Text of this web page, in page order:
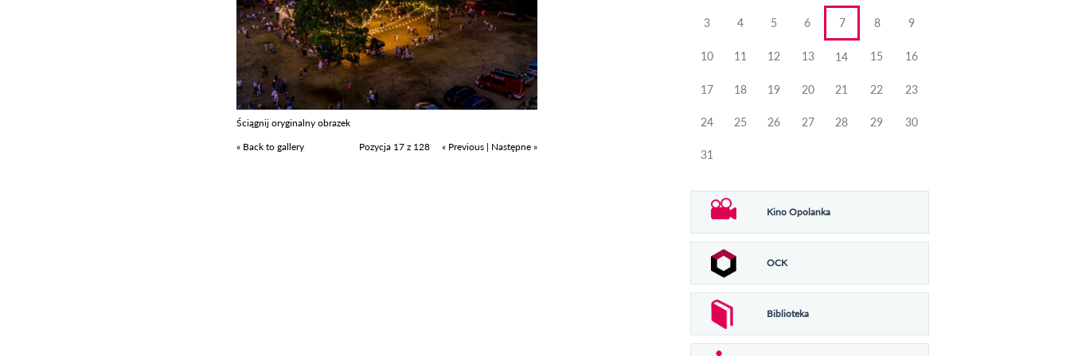
Ściągnij oryginalny obrazek
« Back to gallery
Pozycja 17 z 128 « Previous | Następne »
3 4 5 6 7 8 9
10 11 12 13 14 15 16
17 18 19 20 21 22 23
24 25 26 27 28 29 30
31
Kino Opolanka
OCK
Biblioteka